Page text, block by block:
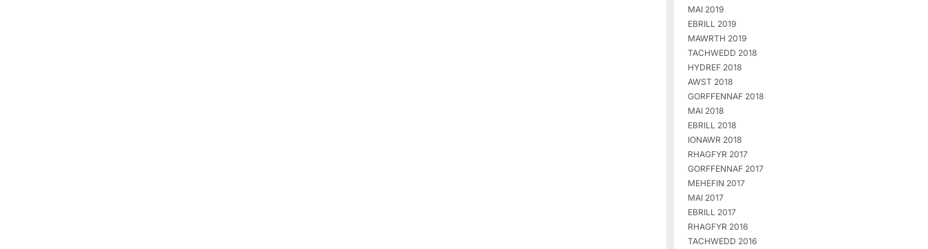
MAI 2019
EBRILL 2019
MAWRTH 2019
TACHWEDD 2018
HYDREF 2018
AWST 2018
GORFFENNAF 2018
MAI 2018
EBRILL 2018
IONAWR 2018
RHAGFYR 2017
GORFFENNAF 2017
MEHEFIN 2017
MAI 2017
EBRILL 2017
RHAGFYR 2016
TACHWEDD 2016